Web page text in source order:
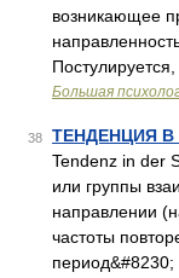
возникающее
Большая
38 ТЕНДЕНЦИЯ В
Tendenz in der
или группы
направлении
частоты
период&#8230;